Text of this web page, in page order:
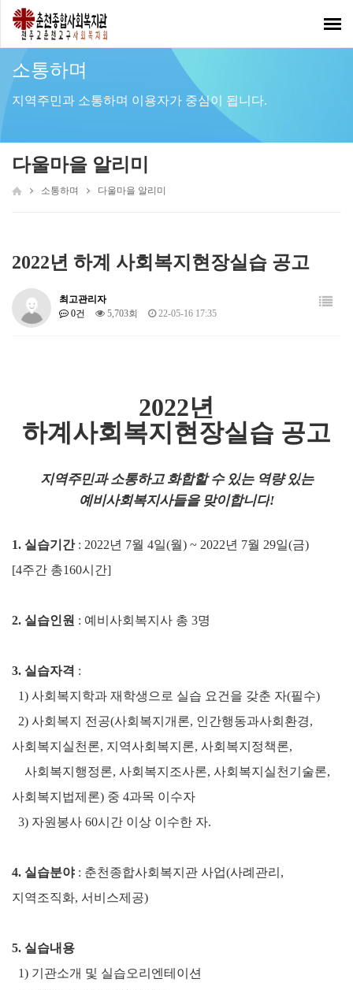
소통하며
지역주민과 소통하며 이용자가 중심이 됩니다.
다울마을 알리미
소통하며 다울마을 알리미
2022년 하계 사회복지현장실습 공고
최고관리자
0건
5,703회 22-05-16 17:35
2022년
하계사회복지현장실습 공고
지역주민과 소통하고 화합할 수 있는 역량 있는
예비사회복지사들을 맞이합니다!
1. 실습기간 : 2022년 7월 4일(월) ~ 2022년 7월 29일(금)
[4주간 총160시간]
2. 실습인원 : 예비사회복지사 총 3명
3. 실습자격 :
1) 사회복지학과 재학생으로 실습 요건을 갖춘 자(필수)
2) 사회복지 전공(사회복지개론, 인간행동과사회환경,
사회복지실천론, 지역사회 복지론, 사회복지정책론,
사회복지행정론, 사회복지조사론, 사회복지실천기술론,
사회복지법제론) 중 4과목 이수자
3) 자원봉사 60시간 이상 이수한 자.
4. 실습분야 : 춘천종합사회복지관 사업(사례관리 ,
지역조직화, 서비스제공)
5. 실습내용
1) 기관소개 및 실습오리엔테이션